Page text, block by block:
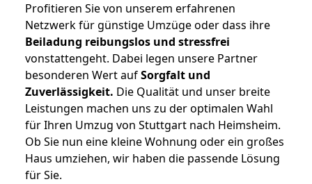
Profitieren Sie von unserem erfahrenen
Netzwerk für günstige Umzüge oder dass ihre
Beiladung reibungslos und stressfrei
vonstattengeht. Dabei legen unsere Partner
besonderen Wert aufSorgfalt und
Zuverlässigkeit. Die Qualität und unser breite
Leistungen machen uns zu der optimalen Wahl
für Ihren Umzug von Stuttgart nach Heimsheim.
Ob Sie nun eine kleine Wohnung oder ein großes
Haus umziehen, wir haben die passende Lösung
für Sie.